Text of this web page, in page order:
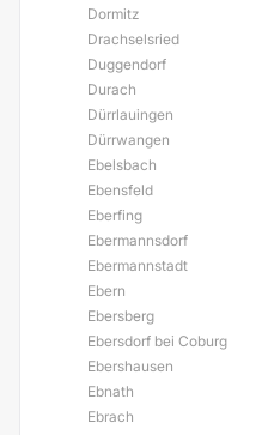
Dormitz
Drachselsried
Duggendorf
Durach
Dürrlauingen
Dürrwangen
Ebelsbach
Ebensfeld
Eberfing
Ebermannsdorf
Ebermannstadt
Ebern
Ebersberg
Ebersdorf bei Coburg
Ebershausen
Ebnath
Ebrach